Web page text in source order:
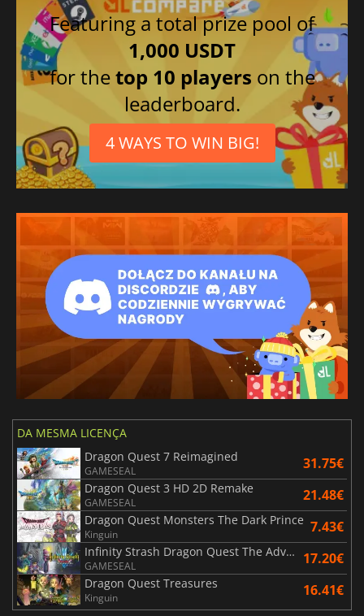
Featuring a total prize pool of
1,000 USDT
for thetop 10 players on the
leaderboard.
4 WAYS TO WIN BIG!
DA MESMA LICENÇA
Dragon Quest 7 Reimagined
GAMESEAL 31.75€
Dragon Quest 3 HD 2D Remake
GAMESEAL 21.48€
Dragon Quest Monsters The Dark Prince
Kinguin 7.43€
Infinity Strash Dragon Quest The Adventure of Dai
GAMESEAL 17.20€
Dragon Quest Treasures
Kinguin 16.41€